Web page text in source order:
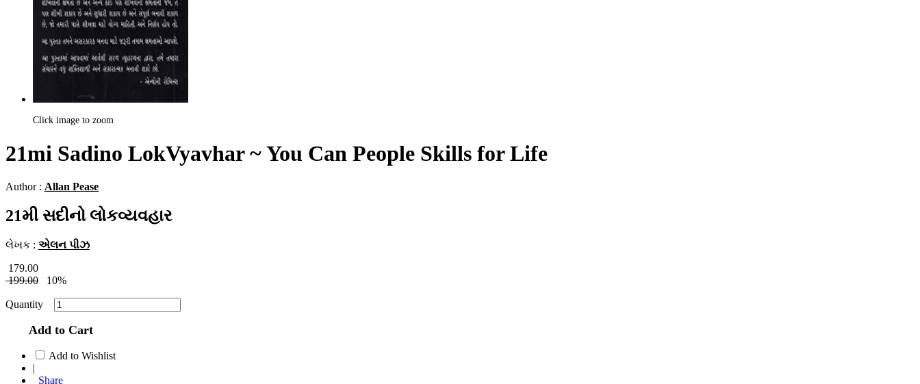
Click image to zoom
21mi Sadino LokVyavhar ~ You Can People Skills for Life
Author : Allan Pease
21મી સદીનો લોકવ્યવહાર
લેખક : એલન પીઝ
179.00
199.00
10%
Quantity
Add to Cart
Add to Wishlist
|
Share